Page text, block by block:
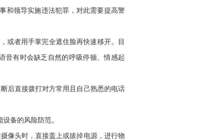
和领导实施违法犯罪，对此需要提高警
或者用手掌完全遮住脸再快速移开。目
音有时会缺乏自然的呼吸停顿、情感起
后直接拨打对方常用且自己熟悉的电话
备的风险防范。
像头时，直接盖上或拔掉电源，进行物